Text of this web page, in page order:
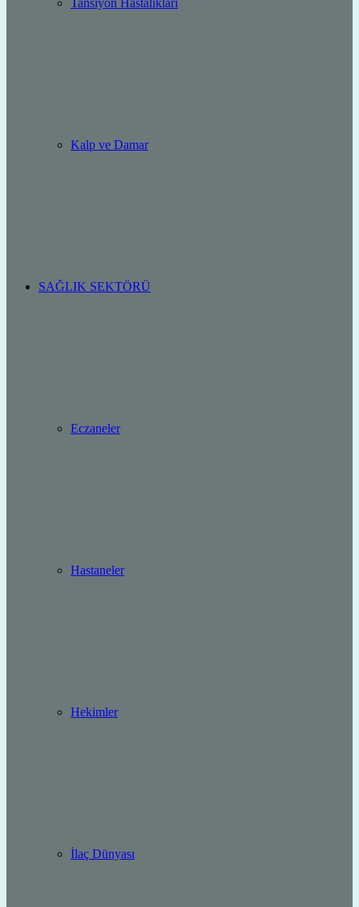
Tansiyon Hastalıkları
Kalp ve Damar
SAĞLIK SEKTÖRÜ
Eczaneler
Hastaneler
Hekimler
İlaç Dünyası